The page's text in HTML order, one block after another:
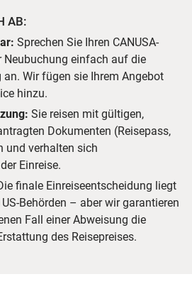
AB:
Sprechen Sie Ihren CANUSA-
Neubuchung einfach auf die
an. Wir fügen sie Ihrem Angebot
hinzu.
Sie reisen mit gültigen,
Dokumenten (Reisepass,
und verhalten sich
Einreise.
finale Einreiseentscheidung liegt
Behörden – aber wir garantieren
Fall einer Abweisung die
des Reisepreises.